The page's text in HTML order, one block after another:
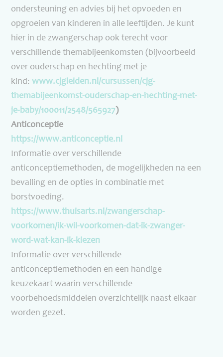
ondersteuning en advies bij het opvoeden en
opgroeien van kinderen in alle leeftijden. Je kunt
hier in de zwangerschap ook terecht voor
verschillende themabijeenkomsten (bijvoorbeeld
over ouderschap en hechting met je
kind: www.cjgleiden.nl/cursussen/cjg-
themabijeenkomst-ouderschap-en-hechting-met-
je-baby/100011/2548/565927)
Anticonceptie
https://www.anticonceptie.nl
Informatie over verschillende
anticonceptiemethoden, de mogelijkheden na een
bevalling en de opties in combinatie met
borstvoeding.
https://www.thuisarts.nl/zwangerschap-
voorkomen/ik-wil-voorkomen-dat-ik-zwanger-
word-wat-kan-ik-kiezen
Informatie over verschillende
anticonceptiemethoden en een handige
keuzekaart waarin verschillende
voorbehoedsmiddelen overzichtelijk naast elkaar
worden gezet.